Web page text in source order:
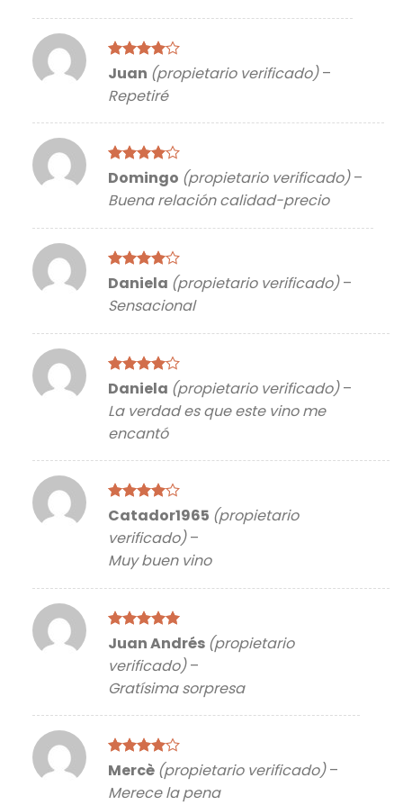
Valorado
de
5
Juan (propietario verificado) –
Repetiré
Valorado
de
5
Domingo (propietario verificado) –
Buena relación calidad-precio
Valorado
5
Daniela (propietario verificado) –
Sensacional
Valorado
con4de
5
Daniela (propietario verificado) –
La verdad es que este vino me
encantó
Valorado
5
Catador1965 (propietario
verificado) –
Muy buen vino
Valorado
Juan Andrés (propietario
verificado) –
Gratísima sorpresa
Valorado
de
5
Mercè (propietario verificado) –
Merece la pena